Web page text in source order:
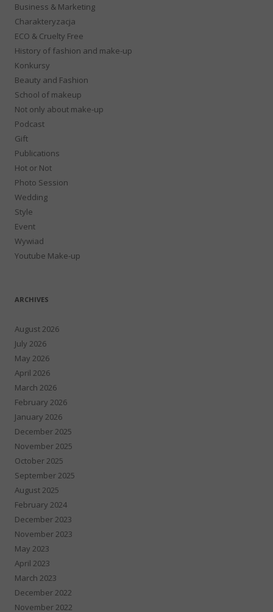
Business & Marketing
Charakteryzacja
ECO & Cruelty Free
History of fashion and make-up
Konkursy
Beauty and Fashion
School of makeup
Not only about make-up
Podcast
Gift
Publications
Hot or Not
Photo Session
Wedding
Style
Event
Wywiad
Youtube Make-up
ARCHIVES
August 2026
July 2026
May 2026
April 2026
March 2026
February 2026
January 2026
December 2025
November 2025
October 2025
September 2025
August 2025
February 2024
December 2023
November 2023
May 2023
April 2023
March 2023
December 2022
November 2022